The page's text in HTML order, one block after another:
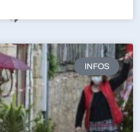
INFOS